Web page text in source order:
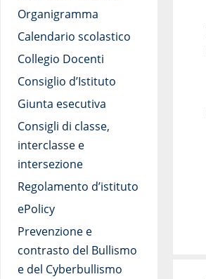
Organigramma
Calendario scolastico
Collegio Docenti
Consiglio d’Istituto
Giunta esecutiva
Consigli di classe,
interclasse e
intersezione
Regolamento d’istituto
ePolicy
Prevenzione e
contrasto del Bullismo
e del Cyberbullismo